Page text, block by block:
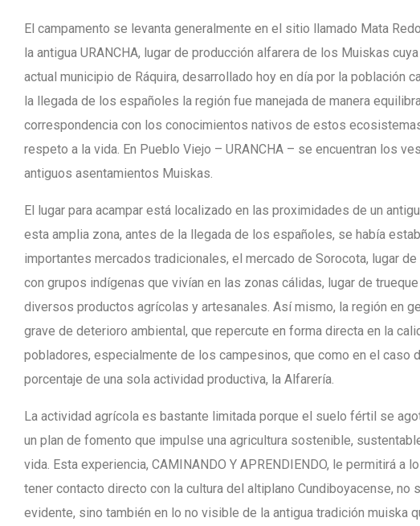
El campamento se levanta generalmente en el sitio llamado Mata
la antigua URANCHA, lugar de producción alfarera de los Muiskas
actual municipio de Ráquira, desarrollado hoy en día por la población
la llegada de los españoles la región fue manejada de manera
correspondencia con los conocimientos nativos de estos
respeto a la vida. En Pueblo Viejo – URANCHA – se encuentran los
antiguos asentamientos Muiskas.
El lugar para acampar está localizado en las proximidades de un
esta amplia zona, antes de la llegada de los españoles, se había
importantes mercados tradicionales, el mercado de Sorocota, lugar
con grupos indígenas que vivían en las zonas cálidas, lugar de
diversos productos agrícolas y artesanales. Así mismo, la región en
grave de deterioro ambiental, que repercute en forma directa en la
pobladores, especialmente de los campesinos, que como en el caso
porcentaje de una sola actividad productiva, la Alfarería.
La actividad agrícola es bastante limitada porque el suelo fértil se
un plan de fomento que impulse una agricultura sostenible,
vida. Esta experiencia, CAMINANDO Y APRENDIENDO, le permitirá a
tener contacto directo con la cultura del altiplano Cundiboyacense, no
evidente, sino también en lo no visible de la antigua tradición muiska